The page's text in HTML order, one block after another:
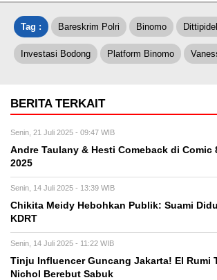
Tag : Bareskrim Polri Binomo
Investasi Bodong Platform Binomo
BERITA TERKAIT
Senin, 21 Juli 2025 - 09:47 WIB
Andre Taulany & Hesti Comeback di Comic
2025
Senin, 14 Juli 2025 - 13:39 WIB
Chikita Meidy Hebohkan Publik: Suami
KDRT
Senin, 14 Juli 2025 - 11:22 WIB
Tinju Influencer Guncang Jakarta! El Rumi
Nichol Berebut Sabuk